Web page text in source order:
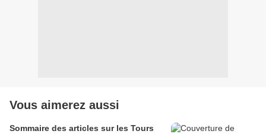
Vous aimerez aussi
Sommaire des articles sur les Tours